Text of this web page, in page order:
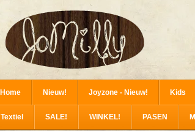
Home Nieuw! Joyzone - Nieuw! Kids
Textiel SALE! WINKEL! PASEN